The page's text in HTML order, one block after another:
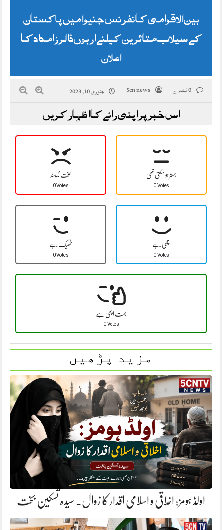
بین الاقوامی کانفرنس جنیوا میں پاکستان
کے سیلاب متاثرین کیلئے اربوں ڈالرز امداد کا
اعلان
5cn news جنوری 10, 2023
اس خبر پر اپنی رائے کا اظہار کریں
سخت نا پسند
0 Votes
بہتر ہو سکتی تھی
0 Votes
ٹھیک ہے
0 Votes
اچھی ہے
0 Votes
بہت اچھی ہے
0 Votes
مزید پڑھیں
اولڈ ہومز: اخلاقی و اسلامی اقدار کا زوال. سیدہ تسکین بخت